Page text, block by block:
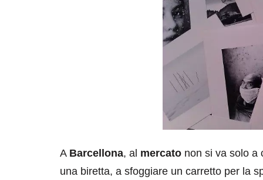
A Barcellona, al mercato non si va solo a
una biretta, a sfoggiare un carretto per la